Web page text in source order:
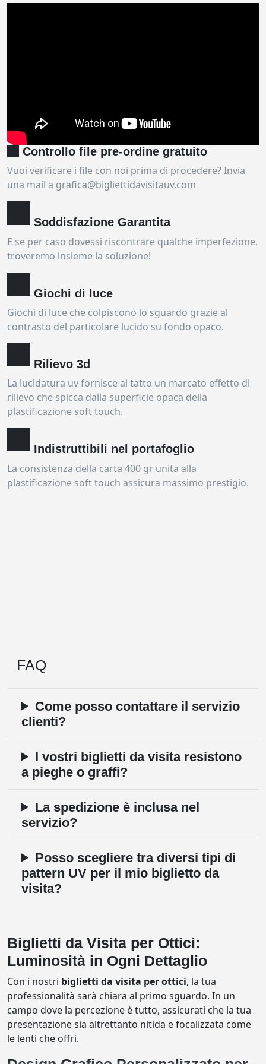
Controllo file pre-ordine gratuito
Vuoi verificare i file con noi prima di procedere? Invia
una mail a grafica@bigliettidavisitauv.com
Soddisfazione Garantita
E se per caso dovessi riscontrare qualche imperfezione,
troveremo insieme la soluzione!
Giochi di luce
Giochi di luce che colpiscono lo sguardo grazie al
contrasto del particolare lucido su fondo opaco.
Rilievo 3d
La lucidatura uv fornisce al tatto un marcato effetto di
rilievo che spicca dalla superficie opaca della
plastificazione soft touch.
Indistruttibili nel portafoglio
La consistenza della carta 400 gr unita alla
plastificazione soft touch assicura massimo prestigio.
FAQ
Come posso contattare il servizio
clienti?
I vostri biglietti da visita resistono
a pieghe o graffi?
La spedizione è inclusa nel
servizio?
Posso scegliere tra diversi tipi di
pattern UV per il mio biglietto da
visita?
Biglietti da Visita per Ottici:
Luminosità in Ogni Dettaglio
Con i nostri biglietti da visita per ottici, la tua
professionalità sarà chiara al primo sguardo. In un
campo dove la percezione è tutto, assicurati che la tua
presentazione sia altrettanto nitida e focalizzata come
le lenti che offri.